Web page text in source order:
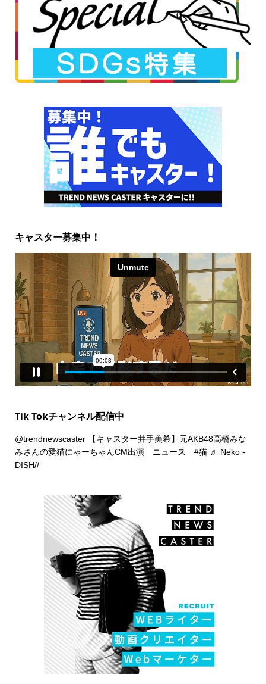
キャスター募集中！
Tik Tokチャンネル配信中
@trendnewscaster【キャスター井手美希】元AKB48高橋みな
みさんの愛猫にゃーちゃんCM出演 ニュース #猫 ♬ Neko -
DISH//